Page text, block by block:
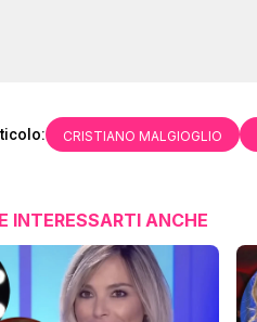
CRISTIANO MALGIOGLIO
INTERESSARTI ANCHE